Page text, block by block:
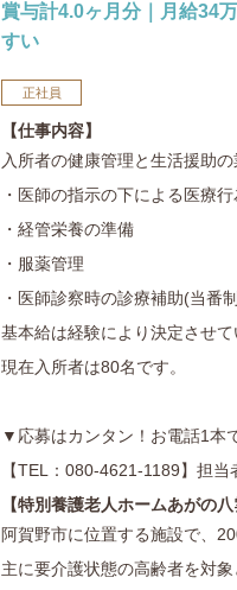
賞与計4.0ヶ月分｜月給34
すい
正社員
【仕事内容】
入所者の健康管理と生活援助の
・医師の指示の下による医療
・経管栄養の準備
・服薬管理
・医師診察時の診療補助(当番
基本給は経験により決定させて
現在入所者は80名です。
▼応募はカンタン！お電話1本
【TEL：080-4621-1189】担
【特別養護老人ホームあがの八
阿賀野市に位置する施設で、
主に要介護状態の高齢者を対